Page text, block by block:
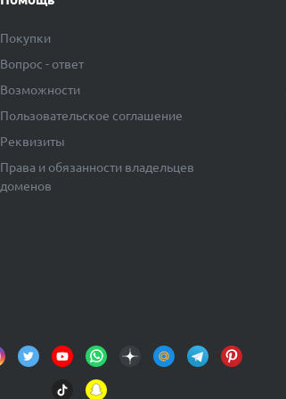
Покупки
Вопрос - ответ
Возможности
Пользовательское соглашение
Реквизиты
Права и обязанности владельцев
доменов